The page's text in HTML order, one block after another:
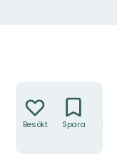
Besökt Spara